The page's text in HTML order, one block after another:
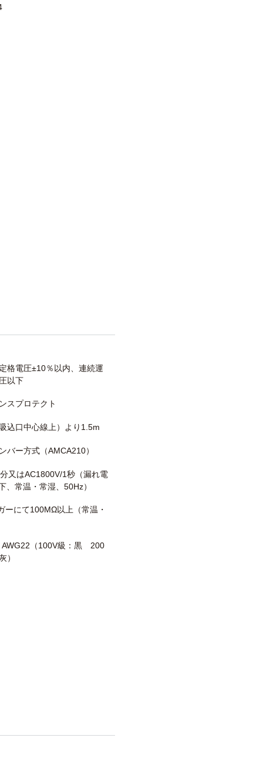
格電圧±10％以内、連続運
以下
スプロテクト
込口中心線上）より1.5m
バー方式（AMCA210）
又はAC1800V/1秒（漏れ電
、常温・常湿、50Hz）
ーにて100MΩ以上（常温・
（100V級：黒 200
）